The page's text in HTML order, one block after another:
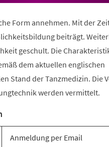
Form annehmen. Mit der
beiträgt.
geschult. Die
dem aktuellen englischen
Stand der Tanzmedizin. Die
werden vermittelt.
Anmeldung per Email